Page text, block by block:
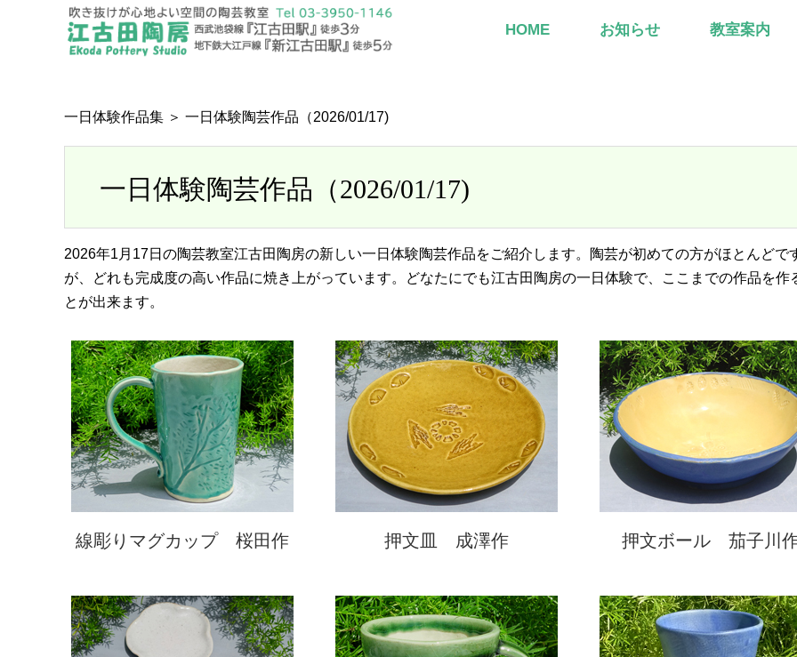
HOME お知らせ 教室案内
一日体験作品集 ＞ 一日体験陶芸作品（2026/01/17)
一日体験陶芸作品（2026/01/17)
2026年1月17日の陶芸教室江古田陶房の新しい一日体験陶芸作品をご紹介します。陶芸が初めての方がほとんどで
が、どれも完成度の高い作品に焼き上がっています。どなたにでも江古田陶房の一日体験で、ここまでの作品を作
とが出来ます。
線彫りマグカップ 桜田作 押文皿 成澤作 押文ボール 茄子川